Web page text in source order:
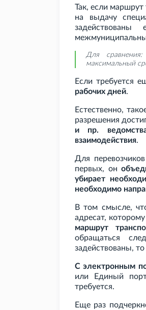
Так, если
на выдачу
Для
максимальный
Если требуется
рабочих дней.
Естественно,
разрешения
и
пр.
взаимодействия.
Для
первых, он
убирает
необходимо
В том смысле,
адресат,
маршрут
обращаться
задействованы,
С электронным
или Единый
требуется.
Еще раз